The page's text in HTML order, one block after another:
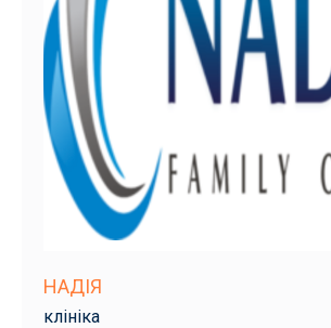
НАДІЯ
клініка